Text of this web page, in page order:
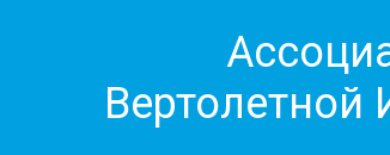
Вертолетной